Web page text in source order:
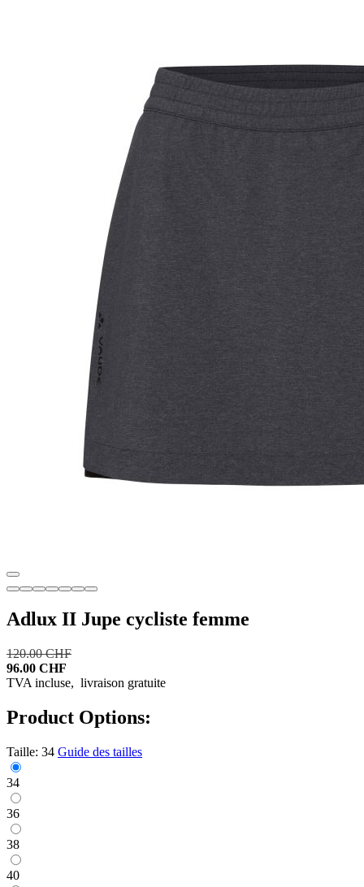
Adlux II Jupe cycliste femme
120.00 CHF
96.00 CHF
TVA incluse, livraison gratuite
Product Options:
Taille: 34 Guide des tailles
34
36
38
40